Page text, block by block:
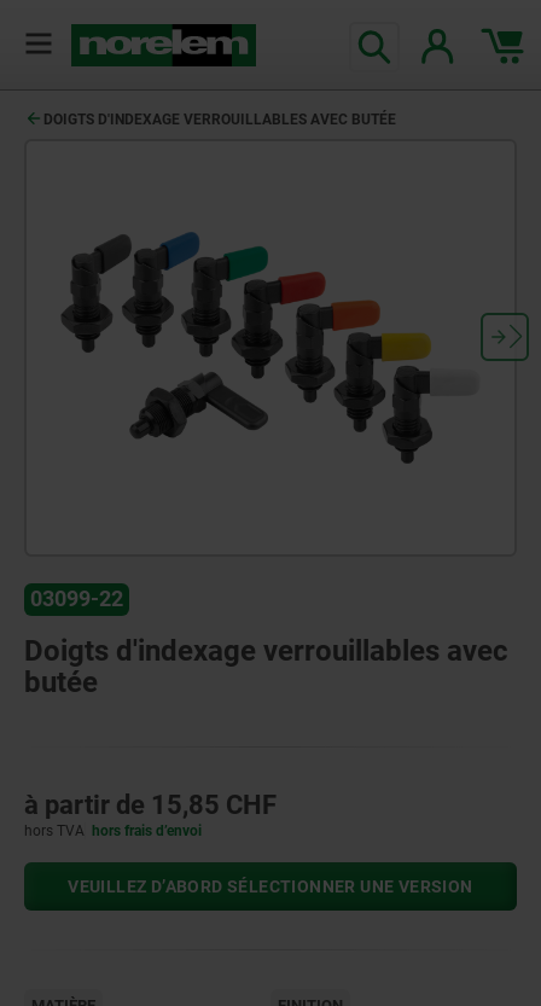
DOIGTS D'INDEXAGE VERROUILLABLES AVEC BUTÉE
03099-22
Doigts d'indexage verrouillables avec
butée
à partir de 15,85 CHF
hors TVA hors frais d’envoi
VEUILLEZ D’ABORD SÉLECTIONNER UNE VERSION